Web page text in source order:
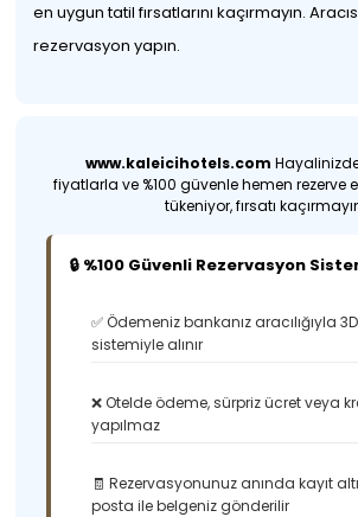
en uygun tatil fırsatlarını kaçırmayın.
rezervasyon yapın.
www.kaleicihotels.com
fiyatlarla ve %100 güvenle hemen rezerve
tükeniyor, fırsatı
🔒 %100 Güvenli Rezervasyon
✅ Ödemeniz bankanız aracılığıyla
sistemiyle alınır
❌ Otelde ödeme, sürpriz ücret veya
yapılmaz
🧾 Rezervasyonunuz anında kayıt
posta ile belgeniz gönderilir